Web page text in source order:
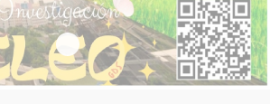
SEMILLERO